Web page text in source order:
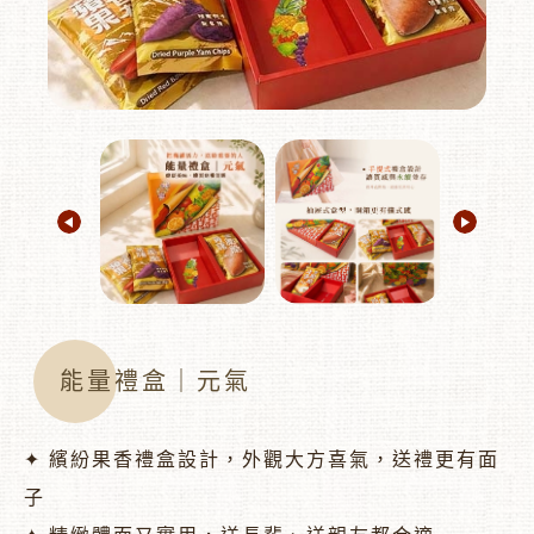
能量禮盒｜元氣
✦ 繽紛果香禮盒設計，外觀大方喜氣，送禮更有面
子